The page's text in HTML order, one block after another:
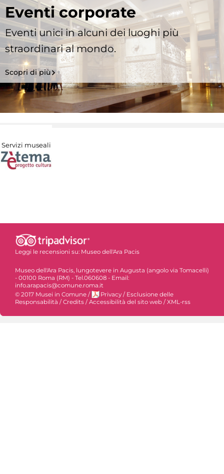
Eventi corporate
Eventi unici in alcuni dei luoghi più
straordinari al mondo.
Scopri di più
Servizi museali
Leggi le recensioni su: Museo dell'Ara Pacis
Museo dell'Ara Pacis, lungotevere in Augusta (angolo via Tomacelli)
- 00100 Roma (RM) - Tel.060608 - Email:
info.arapacis@comune.roma.it
© 2017 Musei in Comune / Privacy / Esclusione delle
Responsabilità / Credits / Accessibilità del sito web / XML-rss